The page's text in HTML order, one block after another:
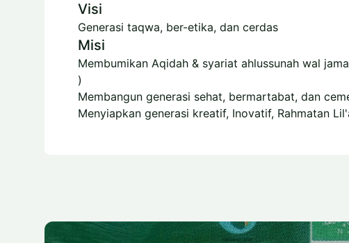
Visi
Generasi taqwa, ber-etika, dan cerdas
Misi
Membumikan Aqidah & syariat ahlussunah wal
)
Membangun generasi sehat, bermartabat, dan
Menyiapkan generasi kreatif, Inovatif, Rahmatan